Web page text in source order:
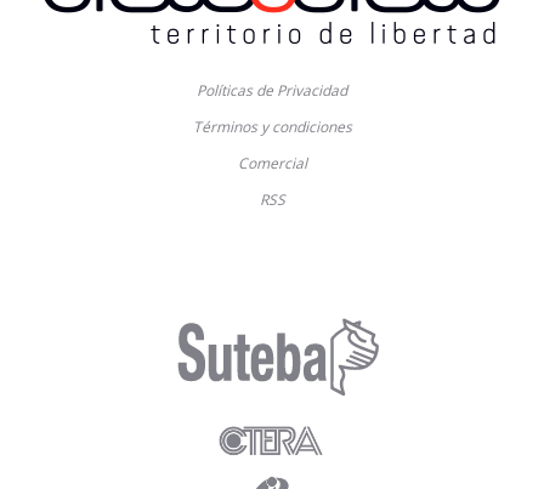
Políticas de Privacidad
Términos y condiciones
Comercial
RSS